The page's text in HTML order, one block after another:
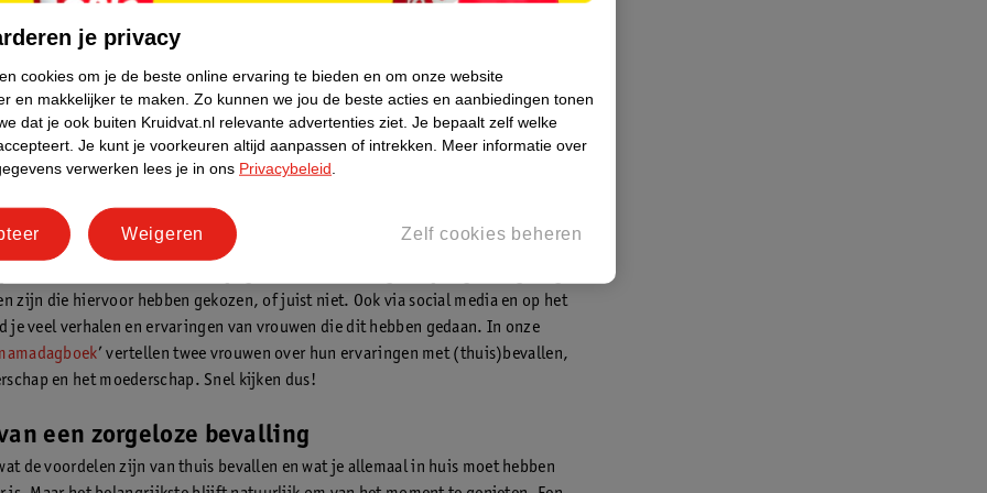
Wattendeppers
handgel
ervaringen
zijn die hiervoor hebben gekozen, of juist niet. Ook via social media en op het
je veel verhalen en ervaringen van vrouwen die dit hebben gedaan. In onze
’ vertellen twee vrouwen over hun ervaringen met (thuis)bevallen,
en het moederschap. Snel kijken dus!
een zorgeloze bevalling
de voordelen zijn van thuis bevallen en wat je allemaal in huis moet hebben
je privacy
cookies om je de beste online ervaring te bieden en om onze website
en makkelijker te maken. Zo kunnen we jou de beste acties en aanbiedingen tonen
dat je ook buiten Kruidvat.nl relevante advertenties ziet. Je bepaalt zelf welke
Je kunt je voorkeuren altijd aanpassen of intrekken.
Meer informatie over
verwerken lees je in ons Privacybeleid
Zelf cookies beheren
Weigeren